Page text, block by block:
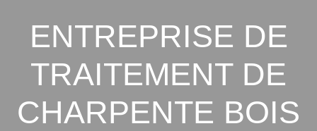
ENTREPRISE DE
TRAITEMENT DE
CHARPENTE BOIS